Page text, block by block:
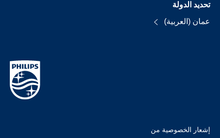
تحديد الدولة
عمان (العربية)
إشعار الخصوصية من